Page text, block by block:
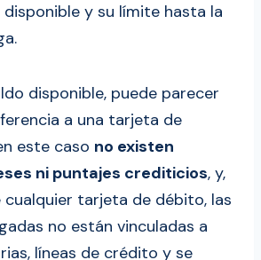
disponible y su límite hasta la
disponible, puede parecer
a una tarjeta de
este caso no existen
ni puntajes crediticios, y,
cualquier tarjeta de débito, las
no están vinculadas a
líneas de crédito y se